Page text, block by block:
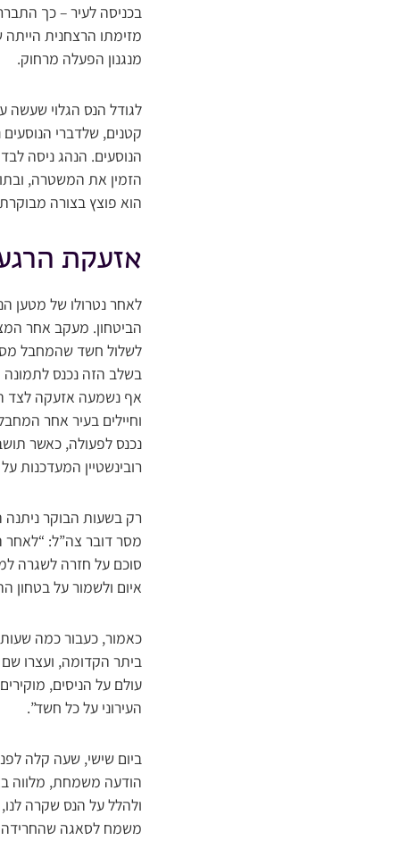
בכניסה לעיר – כך
מזימתו הרצחנית
מנגנון הפעלה מרחוק.
לגודל הנס הגלוי
קטנים, שלדברי
הנוסעים. הנהג ניסה
הזמין את המשטרה,
הוא פוצץ בצורה
אזעקת
לאחר נטרולו של מטען
הביטחון. מעקב אחר
לשלול חשד שהמחבל
בשלב הזה נכנס לתמונה
אף נשמעה אזעקה לצד
וחיילים בעיר אחר
נכנס לפעולה, כאשר
רובינשטיין המעדכנות
רק בשעות הבוקר
מסר דובר צה”ל: “לאחר
סוכם על חזרה לשגרה
איום ולשמור על בטחון
כאמור, כעבור כמה
ביתר הקדומה, ועצרו
עולם על הניסים,
העירוני על כל חשד”.
ביום שישי, שעה קלה
הודעה משמחת, מלווה
ולהלל על הנס שקרה
משמח לסאגה שהחרידה